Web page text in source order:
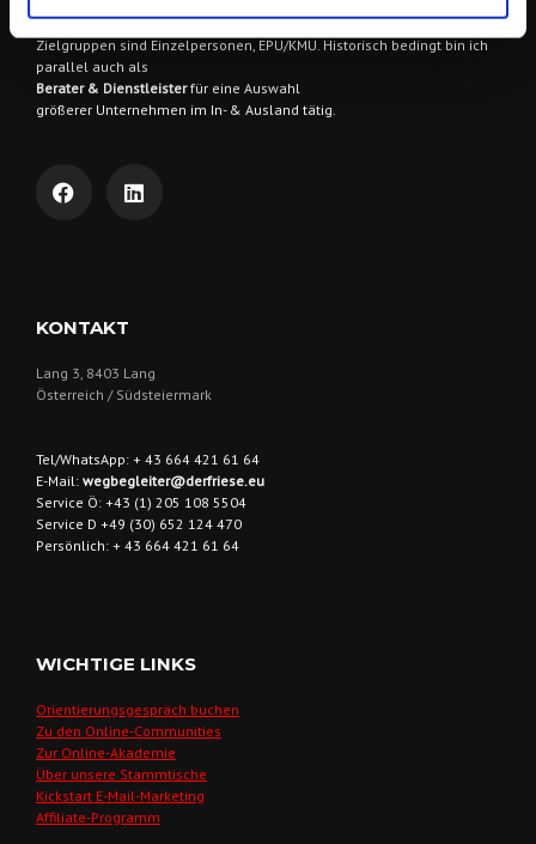
Zielgruppen sind Einzelpersonen, EPU/KMU. Historisch bedingt bin ich
parallel auch als
Berater & Dienstleisterfür eine Auswahl
größerer Unternehmen im In- & Ausland tätig.
KONTAKT
Lang 3, 8403 Lang
Österreich / Südsteiermark
Tel/WhatsApp: + 43 664 421 61 64
E-Mail: wegbegleiter@derfriese.eu
Service Ö: +43 (1) 205 108 5504
Service D +49 (30) 652 124 470
Persönlich: + 43 664 421 61 64
WICHTIGE LINKS
Orientierungsgespräch buchen
Zu den Online-Communities
Zur Online-Akademie
Über unsere Stammtische
Kickstart E-Mail-Marketing
Affiliate-Programm